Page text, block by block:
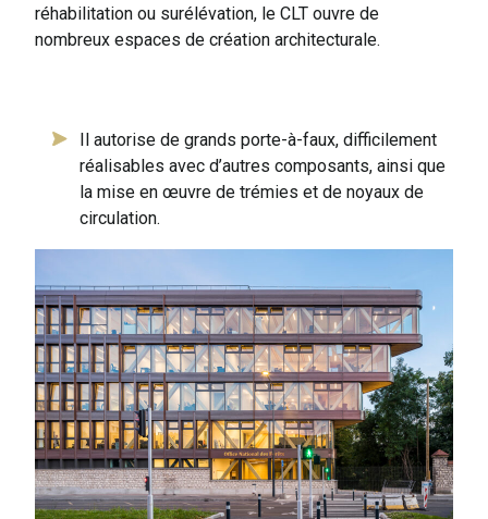
réhabilitation ou surélévation, le CLT ouvre de
nombreux espaces de création architecturale.
Il autorise de grands porte-à-faux, difficilement
réalisables avec d’autres composants, ainsi que
la mise en œuvre de trémies et de noyaux de
circulation.